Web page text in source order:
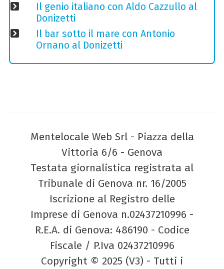
Il genio italiano con Aldo Cazzullo al
Donizetti
Il bar sotto il mare con Antonio
Ornano al Donizetti
Mentelocale Web Srl - Piazza della
Vittoria 6/6 - Genova
Testata giornalistica registrata al
Tribunale di Genova nr. 16/2005
Iscrizione al Registro delle
Imprese di Genova n.02437210996 -
R.E.A. di Genova: 486190 - Codice
Fiscale / P.Iva 02437210996
Copyright © 2025 (V3) - Tutti i